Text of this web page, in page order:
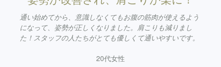
通い始めてから、意識しなくてもお腹の筋肉が使えるよう
になって、姿勢が正しくなりました。肩こりも減りまし
た！スタッフの人たちがとても優しくて通いやすいです。
20代女性